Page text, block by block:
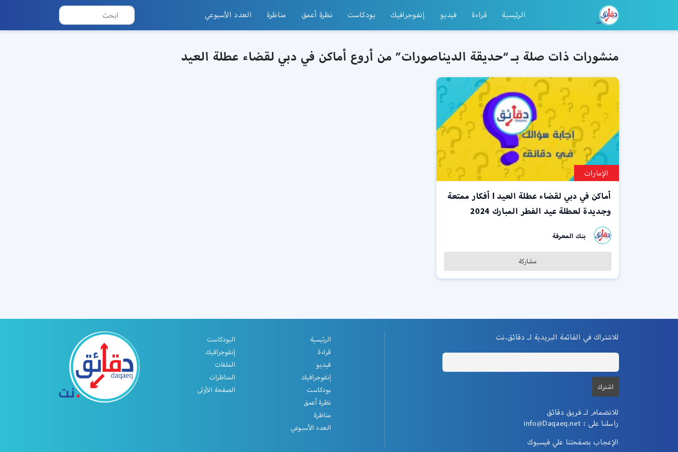
الرئيسية قراءة فيديو إنفوجرافيك بودكاست نظرة أعمق مناظرة العدد الأسبوعي
منشورات ذات صلة بـ “حديقة الديناصورات” من أروع أماكن في دبي لقضاء عطلة العيد
الإمارات
أماكن في دبي لقضاء عطلة العيد l أفكار ممتعة
وجديدة لعطلة عيد الفطر المبارك 2024
بنك المعرفة
مشاركة
للاشتراك في القائمة البريدية لـ دقائق.نت
للانضمام لـ فريق دقائق
راسلنا على : info@Daqaeq.net
الإعجاب بصفحتنا علي فيسبوك
الرئيسية
قراءة
فيديو
إنفوجرافيك
بودكاست
نظرة أعمق
مناظرة
العدد الأسبوعي
البودكاست
إنفوجرافيك
الملفات
المناظرات
الصفحة الأولى